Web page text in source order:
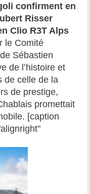
confirment en
Risser
Clio R3T Alps
le Comité
Sébastien
de l’histoire et
de celle de la
de prestige,
promettait
[caption